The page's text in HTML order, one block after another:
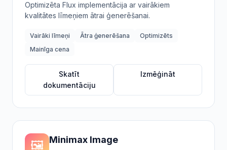
Optimizēta Flux implementācija ar vairākiem
kvalitātes līmeņiem ātrai ģenerēšanai.
Vairāki līmeņi Ātra ģenerēšana
Optimizēts
Mainīga cena
Skatīt
dokumentāciju
Izmēģināt
🖼️ Minimax Image